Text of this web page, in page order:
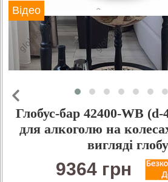
Відео
Глобус-бар 42400-WB
для алкоголю на
вигляді
9364 грн